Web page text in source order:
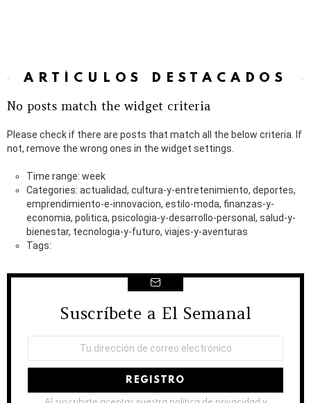
ARTÍCULOS DESTACADOS
No posts match the widget criteria
Please check if there are posts that match all the below criteria. If
not, remove the wrong ones in the widget settings.
Time range: week
Categories: actualidad, cultura-y-entretenimiento, deportes,
emprendimiento-e-innovacion, estilo-moda, finanzas-y-
economia, politica, psicologia-y-desarrollo-personal, salud-y-
bienestar, tecnologia-y-futuro, viajes-y-aventuras
Tags:
NEWSLETTER
Suscríbete a El Semanal